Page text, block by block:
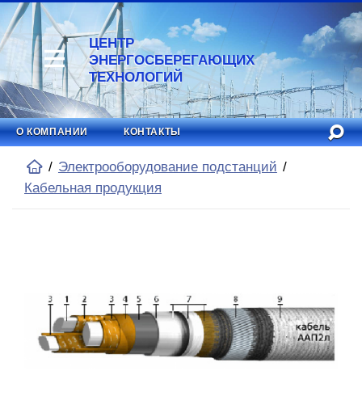
ЦЕНТР
ЭНЕРГОСБЕРЕГАЮЩИХ
ТЕХНОЛОГИЙ
О КОМПАНИИ КОНТАКТЫ
Электрооборудование подстанций
Кабельная продукция